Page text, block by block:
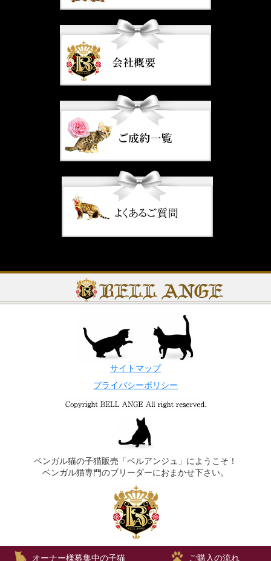
サイトマップ
プライバシーポリシー
ベンガル猫の子猫販売「ベルアンジュ」にようこそ！
ベンガル猫専門のブリーダーにおまかせ下さい。
オーナー様募集中の子猫 ご購入の流れ